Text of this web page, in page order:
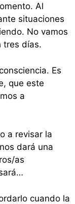
Al
situaciones
No vamos
tres días.
Es
que este
a
a revisar la
dará una
as
cuando la